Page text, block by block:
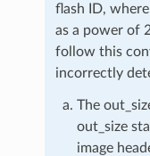
flash ID,
as a power of
follow this
incorrectly
The
out_size
image